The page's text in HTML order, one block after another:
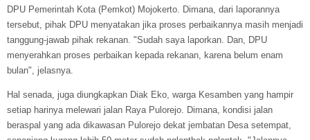
DPU Pemerintah Kota (Pemkot) Mojokerto. Dimana, dari laporannya
tersebut, pihak DPU menyatakan jika proses perbaikannya masih menjadi
tanggung-jawab pihak rekanan. "Sudah saya laporkan. Dan, DPU
menyerahkan proses perbaikan kepada rekanan, karena belum enam
bulan", jelasnya.
Hal senada, juga diungkapkan Diak Eko, warga Kesamben yang hampir
setiap harinya melewari jalan Raya Pulorejo. Dimana, kondisi jalan
beraspal yang ada dikawasan Pulorejo dekat jembatan Desa setempat,